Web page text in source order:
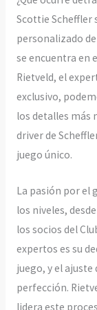
Scottie Scheffler
personalizado
se encuentra en
Rietveld, el
exclusivo,
los detalles más
driver de
juego único.
La pasión por el
los niveles,
los socios del
expertos es su
juego, y el ajuste
perfección.
lidera este